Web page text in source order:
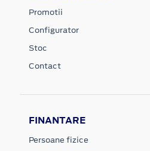
Promotii
Configurator
Stoc
Contact
FINANTARE
Persoane fizice